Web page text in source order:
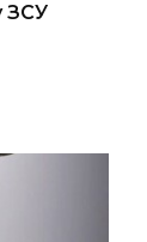
ЗСУ